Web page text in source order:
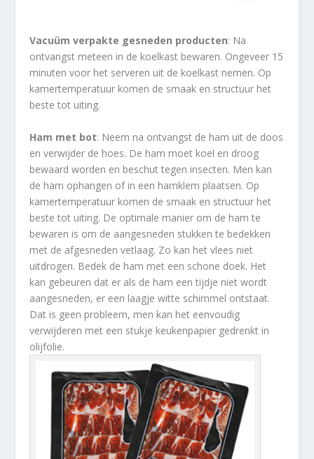
Vacuüm verpakte gesneden producten: Na
ontvangst meteen in de koelkast bewaren. Ongeveer 15
minuten voor het serveren uit de koelkast nemen. Op
kamertemperatuur komen de smaak en structuur het
beste tot uiting.
Ham met bot: Neem na ontvangst de ham uit de doos
en verwijder de hoes. De ham moet koel en droog
bewaard worden en beschut tegen insecten. Men kan
de ham ophangen of in een hamklem plaatsen. Op
kamertemperatuur komen de smaak en structuur het
beste tot uiting. De optimale manier om de ham te
bewaren is om de aangesneden stukken te bedekken
met de afgesneden vetlaag. Zo kan het vlees niet
uitdrogen. Bedek de ham met een schone doek. Het
kan gebeuren dat er als de ham een tijdje niet wordt
aangesneden, er een laagje witte schimmel ontstaat.
Dat is geen probleem, men kan het eenvoudig
verwijderen met een stukje keukenpapier gedrenkt in
olijfolie.